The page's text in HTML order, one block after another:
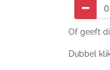
Of geeft
Dubbel